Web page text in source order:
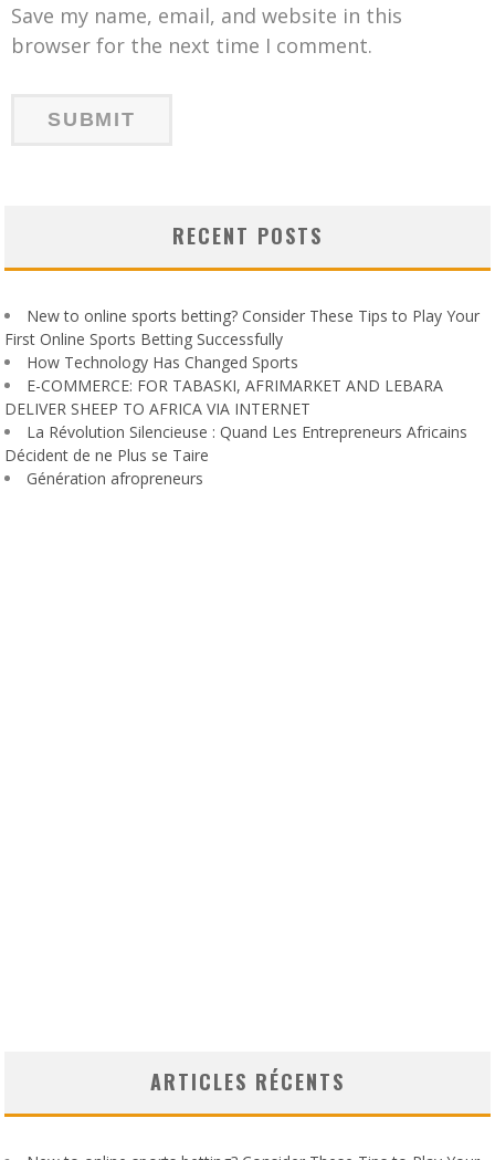
Save my name, email, and website in this
browser for the next time I comment.
RECENT POSTS
New to online sports betting? Consider These Tips to Play Your
First Online Sports Betting Successfully
How Technology Has Changed Sports
E-COMMERCE: FOR TABASKI, AFRIMARKET AND LEBARA
DELIVER SHEEP TO AFRICA VIA INTERNET
La Révolution Silencieuse : Quand Les Entrepreneurs Africains
Décident de ne Plus se Taire
Génération afropreneurs
ARTICLES RÉCENTS